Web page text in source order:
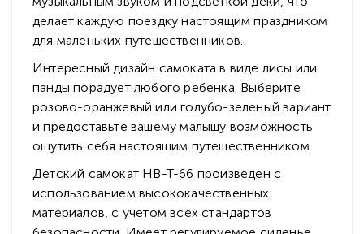
делает каждую поездку настоящим праздником
для маленьких путешественников.
Интересный дизайн самоката в виде лисы или
панды порадует любого ребенка. Выберите
розово-оранжевый или голубо-зеленый вариант
и предоставьте вашему малышу возможность
ощутить себя настоящим путешественником.
Детский самокат HB-T-66 произведен с
использованием высококачественных
материалов, с учетом всех стандартов